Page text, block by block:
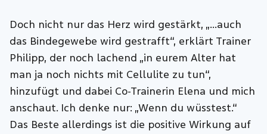
Doch nicht nur das Herz wird gestärkt, „…auch
das Bindegewebe wird gestrafft“, erklärt Trainer
Philipp, der noch lachend „in eurem Alter hat
man ja noch nichts mit Cellulite zu tun“,
hinzufügt und dabei Co-Trainerin Elena und mich
anschaut. Ich denke nur: „Wenn du wüsstest.“
Das Beste allerdings ist die positive Wirkung auf